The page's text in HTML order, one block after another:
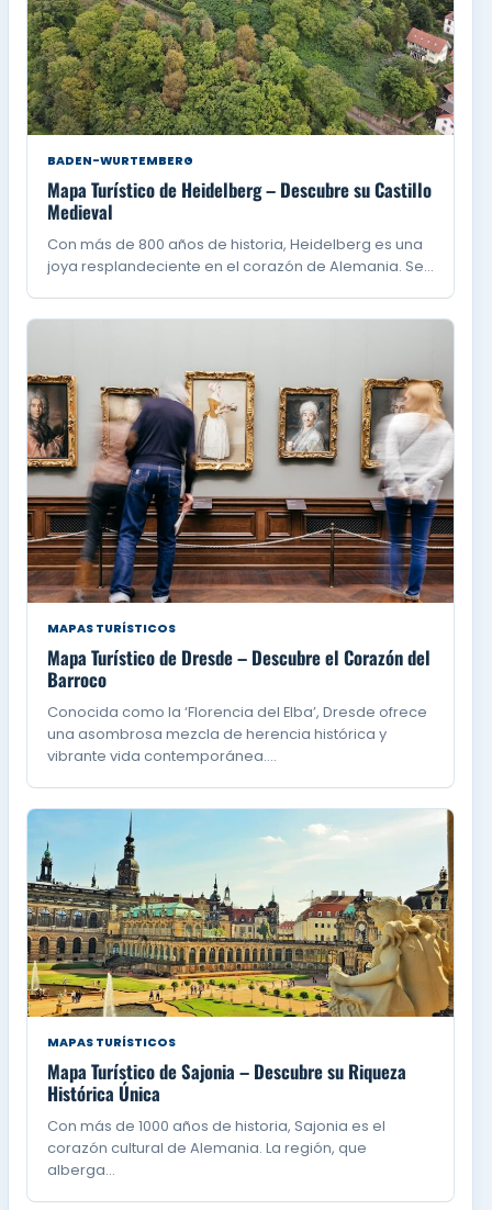
BADEN-WURTEMBERG
Mapa Turístico de Heidelberg – Descubre su Castillo
Medieval
Con más de 800 años de historia, Heidelberg es una
joya resplandeciente en el corazón de Alemania. Se…
MAPAS TURÍSTICOS
Mapa Turístico de Dresde – Descubre el Corazón del
Barroco
Conocida como la ‘Florencia del Elba’, Dresde ofrece
una asombrosa mezcla de herencia histórica y
vibrante vida contemporánea.…
MAPAS TURÍSTICOS
Mapa Turístico de Sajonia – Descubre su Riqueza
Histórica Única
Con más de 1000 años de historia, Sajonia es el
corazón cultural de Alemania. La región, que
alberga…